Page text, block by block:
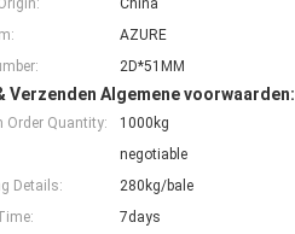
China
AZURE
2D*51MM
Verzenden Algemene voorwaarden:
Order Quantity:
1000kg
negotiable
Details:
280kg/bale
7days